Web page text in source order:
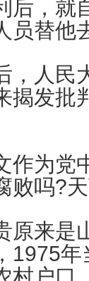
后，就
员替他
，人民
揭发批
作为党
败吗?
原来是
1975